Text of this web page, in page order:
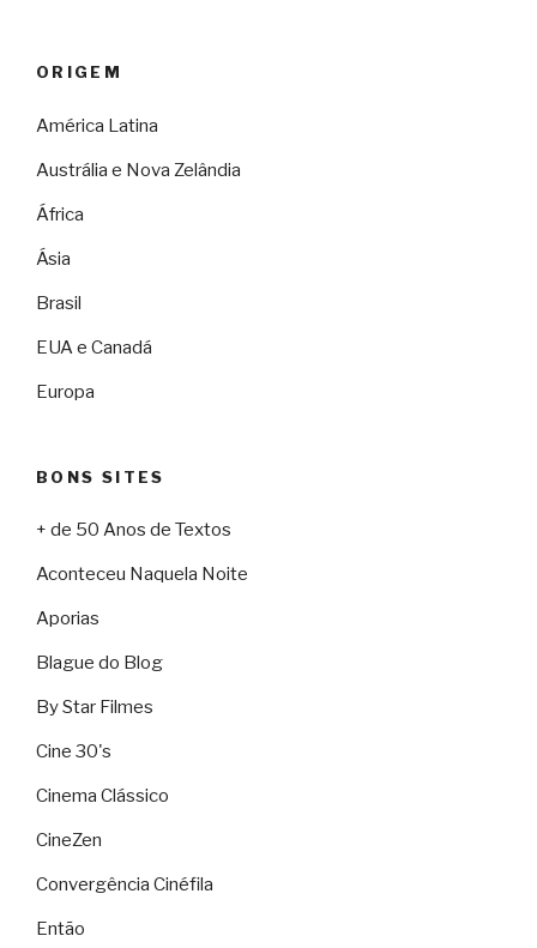
ORIGEM
América Latina
Austrália e Nova Zelândia
África
Ásia
Brasil
EUA e Canadá
Europa
BONS SITES
+ de 50 Anos de Textos
Aconteceu Naquela Noite
Aporias
Blague do Blog
By Star Filmes
Cine 30's
Cinema Clássico
CineZen
Convergência Cinéfila
Então